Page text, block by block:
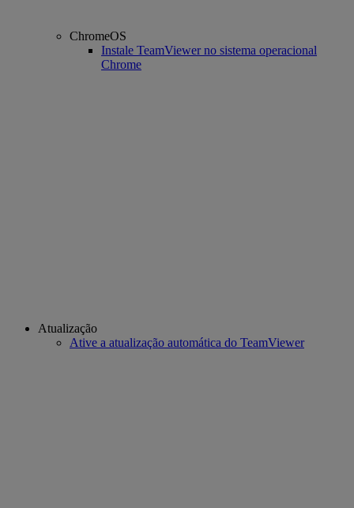
ChromeOS
Instale TeamViewer no sistema operacional
Chrome
Atualização
Ative a atualização automática do TeamViewer